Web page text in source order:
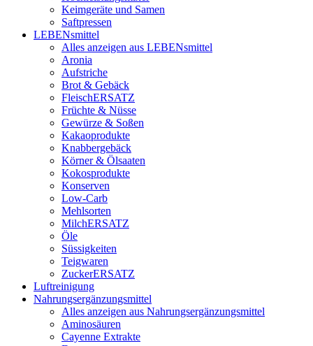
Keimgeräte und Samen
Saftpressen
LEBENsmittel
Alles anzeigen aus LEBENsmittel
Aronia
Aufstriche
Brot & Gebäck
FleischERSATZ
Früchte & Nüsse
Gewürze & Soßen
Kakaoprodukte
Knabbergebäck
Körner & Ölsaaten
Kokosprodukte
Konserven
Low-Carb
Mehlsorten
MilchERSATZ
Öle
Süssigkeiten
Teigwaren
ZuckerERSATZ
Luftreinigung
Nahrungsergänzungsmittel
Alles anzeigen aus Nahrungsergänzungsmittel
Aminosäuren
Cayenne Extrakte